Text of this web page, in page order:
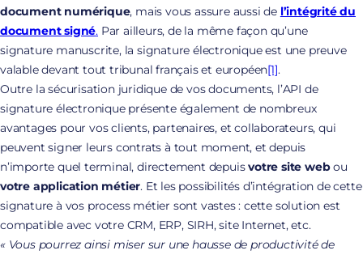
document numérique, mais vous assure aussi de l’intégrité du
document signé. Par ailleurs, de la même façon qu’une
signature manuscrite, la signature électronique est une preuve
valable devant tout tribunal français et européen[1].
Outre la sécurisation juridique de vos documents, l’API de
signature électronique présente également de nombreux
avantages pour vos clients, partenaires, et collaborateurs, qui
peuvent signer leurs contrats à tout moment, et depuis
n’importe quel terminal, directement depuisvotre site webou
votre application métier. Et les possibilités d’intégration de cette
signature à vos process métier sont vastes : cette solution est
compatible avec votre CRM, ERP, SIRH, site Internet, etc.
« Vous pourrez ainsi miser sur une hausse de productivité de